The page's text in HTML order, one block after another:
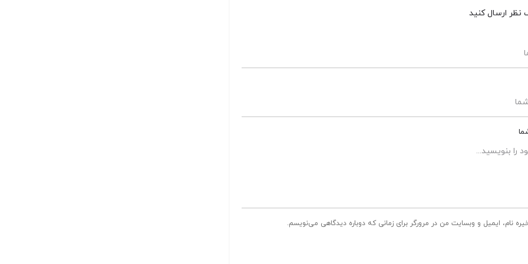
نظر ارسال کنید
نام، ایمیل و وبسایت من در مرورگر برای زمانی که دوباره دیدگاهی می‌نویسم.